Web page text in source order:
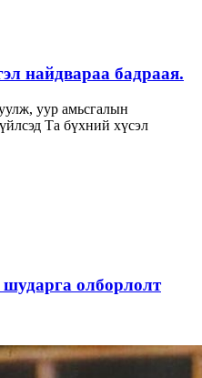
найдвараа бадраая.
уур амьсгалын
Та бүхний хүсэл
олборлолт